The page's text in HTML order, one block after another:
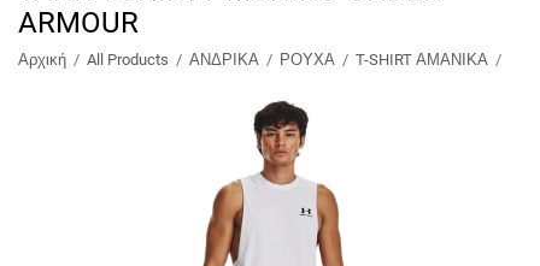
ARMOUR
Αρχική / All Products / ΑΝΔΡΙΚΑ / ΡΟΥΧΑ / T-SHIRT ΑΜΑΝΙΚΑ /